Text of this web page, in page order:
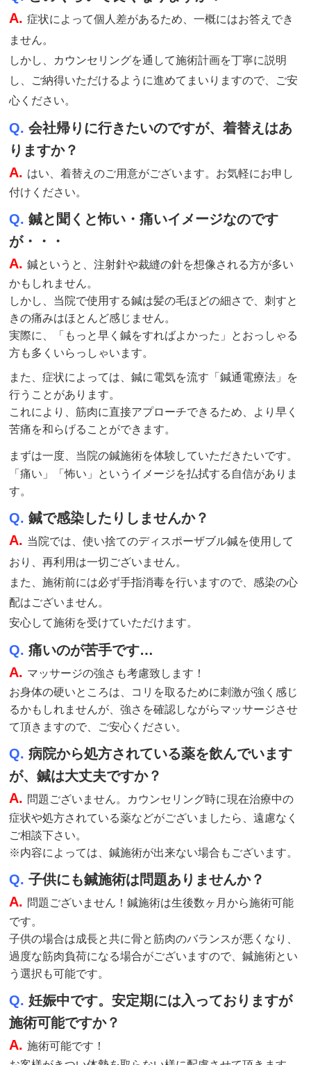
A.症状によって個人差があるため、一概にはお答えでき
ません。
しかし、カウンセリングを通して施術計画を丁寧に説明
し、ご納得いただけるように進めてまいりますので、ご安
心ください。
Q.会社帰りに行きたいのですが、着替えはあ
りますか？
A. はい、着替えのご用意がございます。お気軽にお申し
付けください。
Q.鍼と聞くと怖い・痛いイメージなのです
が・・・
A.鍼というと、注射針や裁縫の針を想像される方が多い
かもしれません。
しかし、当院で使用する鍼は髪の毛ほどの細さで、刺すと
きの痛みはほとんど感じません。
実際に、「もっと早く鍼をすればよかった」とおっしゃる
方も多くいらっしゃいます。
また、症状によっては、鍼に電気を流す「鍼通電療法」を
行うことがあります。
これにより、筋肉に直接アプローチできるため、より早く
苦痛を和らげることができます。
まずは一度、当院の鍼施術を体験していただきたいです。
「痛い」「怖い」というイメージを払拭する自信がありま
す。
Q.鍼で感染したりしませんか？
A. 当院では、使い捨てのディスポーザブル鍼を使用して
おり、再利用は一切ございません。
また、施術前には必ず手指消毒を行いますので、感染の心
配はございません。
安心して施術を受けていただけます。
Q.痛いのが苦手です…
A. マッサージの強さも考慮致します！
お身体の硬いところは、コリを取るために刺激が強く感じ
るかもしれませんが、強さを確認しながらマッサージさせ
て頂きますので、ご安心ください。
Q.病院から処方されている薬を飲んでいます
が、鍼は大丈夫ですか？
A. 問題ございません。カウンセリング時に現在治療中の
症状や処方されている薬などがございましたら、遠慮なく
ご相談下さい。
※内容によっては、鍼施術が出来ない場合もございます。
Q.子供にも鍼施術は問題ありませんか？
A. 問題ございません！鍼施術は生後数ヶ月から施術可能
です。
子供の場合は成長と共に骨と筋肉のバランスが悪くなり、
過度な筋肉負荷になる場合がございますので、鍼施術とい
う選択も可能です。
Q.妊娠中です。安定期には入っておりますが
施術可能ですか？
A. 施術可能です！